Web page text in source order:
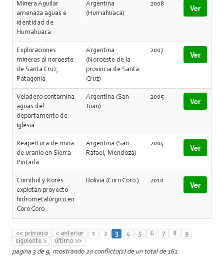
Minera Aguilar
amenaza aguas e
identidad de
Humahuaca
Argentina
(Humahuaca)
2008 Ver
Exploraciones
mineras al noroeste
de Santa Cruz,
Patagonia
Argentina
(Noroeste de la
provincia de Santa
Cruz)
2007 Ver
Veladero contamina
aguas del
departamento de
Iglesia
Argentina (San
Juan)
2005 Ver
Reapertura de mina
de uranio en Sierra
Pintada
Argentina (San
Rafael, Mendoza)
2004 Ver
Comibol y Kores
explotan proyecto
hidrometalúrgico en
Coro Coro
Bolivia (Coro Coro ) 2010 Ver
<< primero < anterior 1 2 3 4 5 6 7 8
9
siguiente >
último >>
pagina 3 de 9, mostrando 20 conflicto(s) de un total de 161.